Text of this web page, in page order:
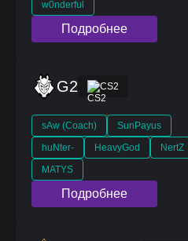
w0nderful
Подробнее
G2 CS2
sAw (Coach)
SunPayus
huNter-
HeavyGod
NertZ
MATYS
Подробнее